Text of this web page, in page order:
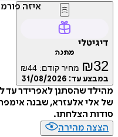
איזה
דיגיטלי
מתנה
₪32 מחיר קודם: ₪44
במבצע עד: 31/08/2026
מהילד שהסתנן לאפרידר עד
של אלי אלעזרא, שבנה
סודות הצלחתו.
הצצה מהירה